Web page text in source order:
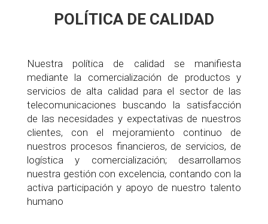
POLÍTICA DE CALIDAD
Nuestra política de calidad se manifiesta
mediante la comercialización de productos y
servicios de alta calidad para el sector de las
telecomunicaciones buscando la satisfacción
de las necesidades y expectativas de nuestros
clientes, con el mejoramiento continuo de
nuestros procesos financieros, de servicios, de
logística y comercialización; desarrollamos
nuestra gestión con excelencia, contando con la
activa participación y apoyo de nuestro talento
humano